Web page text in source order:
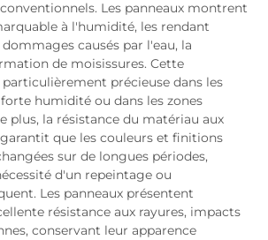
Les panneaux montrent
à l'humidité, les rendant
causés par l'eau, la
de moisissures. Cette
précieuse dans les
humidité ou dans les zones
plus, la résistance du matériau aux
que les couleurs et finitions
sur de longues périodes,
d'un repeintage ou
Les panneaux présentent
résistance aux rayures, impacts
conservant leur apparence